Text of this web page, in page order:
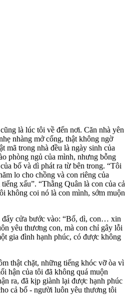
là lúc tôi về đến nơi. Căn nhà yên
nhàng mở cổng, thật không ngờ
mã trong nhà đều là ngày sinh của
phòng ngủ của mình, nhưng bỗng
bố và dì phát ra từ bên trong. “Tôi
lo cho chồng và con riêng của
xấu”. “Thằng Quân là con của cả
không coi nó là con mình, sớm muộn
đẩy cửa bước vào: “Bố, dì, con… xin
yêu thương con, mà con chỉ gây lỗi
gia đình hạnh phúc, có được không
thật chặt, những tiếng khóc vỡ òa vì
hận của tôi đã không quá muộn
ra, đã kịp giành lại được hạnh phúc
cả bố - người luôn yêu thương tôi